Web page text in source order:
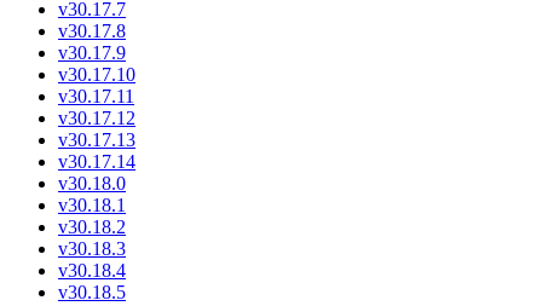
v30.17.7
v30.17.8
v30.17.9
v30.17.10
v30.17.11
v30.17.12
v30.17.13
v30.17.14
v30.18.0
v30.18.1
v30.18.2
v30.18.3
v30.18.4
v30.18.5